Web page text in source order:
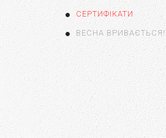
СЕРТИФІКАТИ
ВЕСНА ВРИВАЄТЬСЯ!